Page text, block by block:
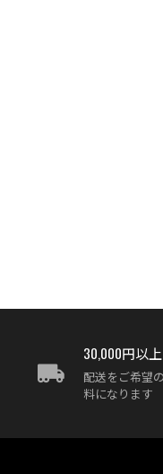
30,000円以
配送をご希望
料になります